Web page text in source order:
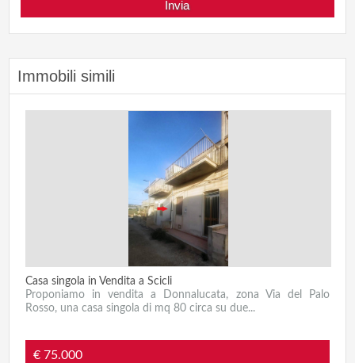
Immobili simili
Casa singola in Vendita a Scicli
Proponiamo in vendita a Donnalucata, zona Via del Palo
Rosso, una casa singola di mq 80 circa su due...
€ 75.000